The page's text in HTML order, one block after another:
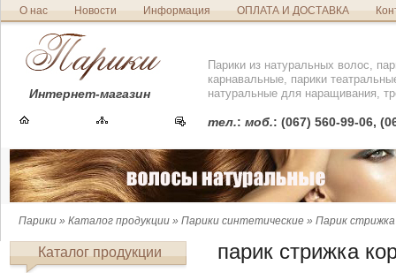
О нас Новости Информация ОПЛАТА И ДОСТАВКА
Интернет-магазин
Парики из натуральных волос,
карнавальные, парики
натуральные для наращивания,
тел.: моб.: (067) 560-99-06,
Парики » Каталог продукции » Парики синтетические » Парик
Каталог продукции парик стрижка